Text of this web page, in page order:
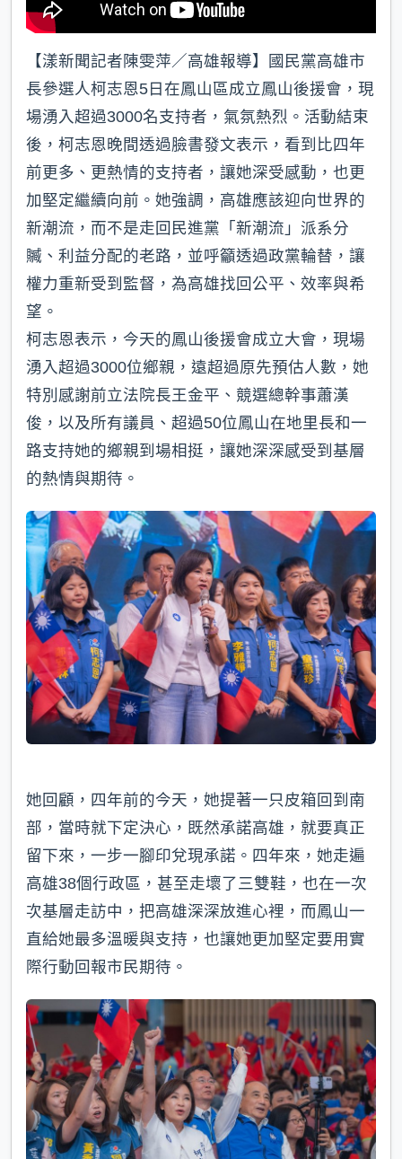
【漾新聞記者陳雯萍／高雄報導】國民黨高雄市
長參選人柯志恩5日在鳳山區成立鳳山後援會，現
場湧入超過3000名支持者，氣氛熱烈。活動結束
後，柯志恩晚間透過臉書發文表示，看到比四年
前更多、更熱情的支持者，讓她深受感動，也更
加堅定繼續向前。她強調，高雄應該迎向世界的
新潮流，而不是走回民進黨「新潮流」派系分
贓、利益分配的老路，並呼籲透過政黨輪替，讓
權力重新受到監督，為高雄找回公平、效率與希
望。
柯志恩表示，今天的鳳山後援會成立大會，現場
湧入超過3000位鄉親，遠超過原先預估人數，她
特別感謝前立法院長王金平、競選總幹事蕭漢
俊，以及所有議員、超過50位鳳山在地里長和一
路支持她的鄉親到場相挺，讓她深深感受到基層
的熱情與期待。
她回顧，四年前的今天，她提著一只皮箱回到南
部，當時就下定決心，既然承諾高雄，就要真正
留下來，一步一腳印兌現承諾。四年來，她走遍
高雄38個行政區，甚至走壞了三雙鞋，也在一次
次基層走訪中，把高雄深深放進心裡，而鳳山一
直給她最多溫暖與支持，也讓她更加堅定要用實
際行動回報市民期待。